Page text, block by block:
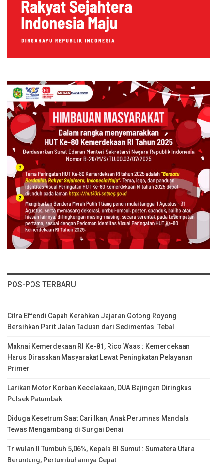
POS-POS TERBARU
Citra Effendi Capah Kerahkan Jajaran Gotong Royong
Bersihkan Parit Jalan Taduan dari Sedimentasi Tebal
Maknai Kemerdekaan RI Ke-81, Rico Waas : Kemerdekaan
Harus Dirasakan Masyarakat Lewat Peningkatan Pelayanan
Primer
Larikan Motor Korban Kecelakaan, DUA Bajingan Diringkus
Polsek Patumbak
Diduga Kesetrum Saat Cari Ikan, Anak Perumnas Mandala
Tewas Mengambang di Sungai Denai
Triwulan II Tumbuh 5,06%, Kepala BI Sumut : Sumatera Utara
Beruntung, Pertumbuhannya Cepat